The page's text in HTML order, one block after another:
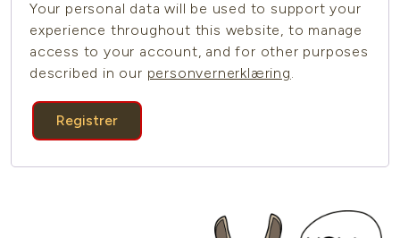
Your personal data will be used to support your
experience throughout this website, to manage
access to your account, and for other purposes
described in our personvernerklæring.
Registrer